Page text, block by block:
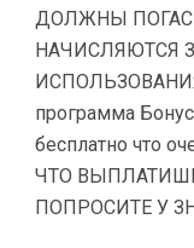
ДОЛЖНЫ
НАЧИСЛЯЮТСЯ
программа
бесплатно что
ЧТО
ПОПРОСИТЕ У